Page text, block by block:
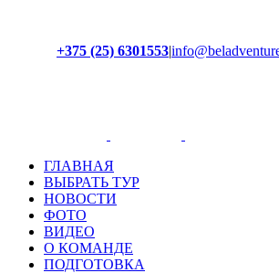
+375 (25) 6301553|
ГЛАВНАЯ
ВЫБРАТЬ ТУР
НОВОСТИ
ФОТО
ВИДЕО
О КОМАНДЕ
ПОДГОТОВКА